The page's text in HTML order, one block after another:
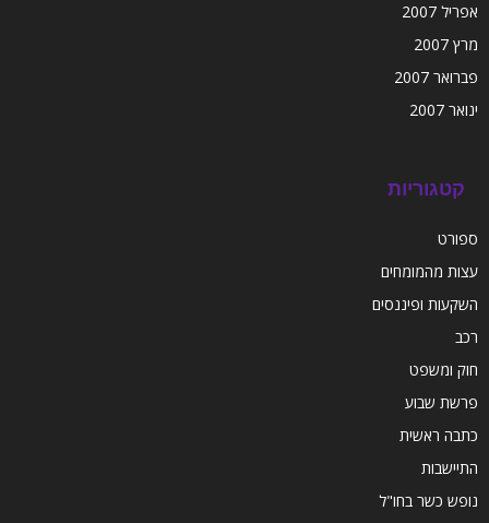
אפריל 2007
מרץ 2007
פברואר 2007
ינואר 2007
קטגוריות
ספורט
עצות מהמומחים
השקעות ופיננסים
רכב
חוק ומשפט
פרשת שבוע
כתבה ראשית
התיישבות
נופש כשר בחו"ל